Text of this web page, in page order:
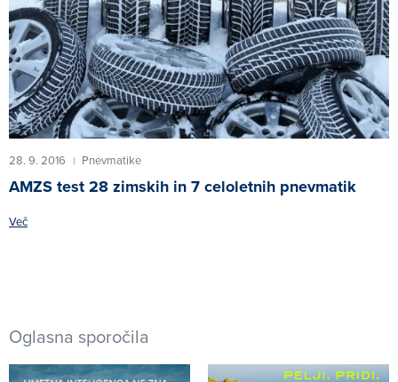
28. 9. 2016 | Pnevmatike
AMZS test 28 zimskih in 7 celoletnih pnevmatik
Več
Oglasna sporočila